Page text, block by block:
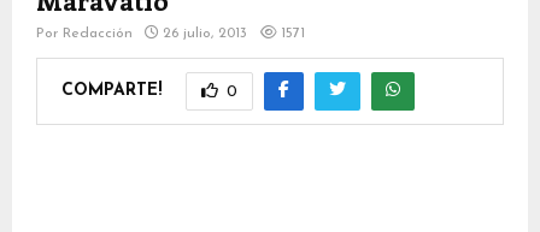
Por Redacción 26 julio, 2013 1571
COMPARTE! 0